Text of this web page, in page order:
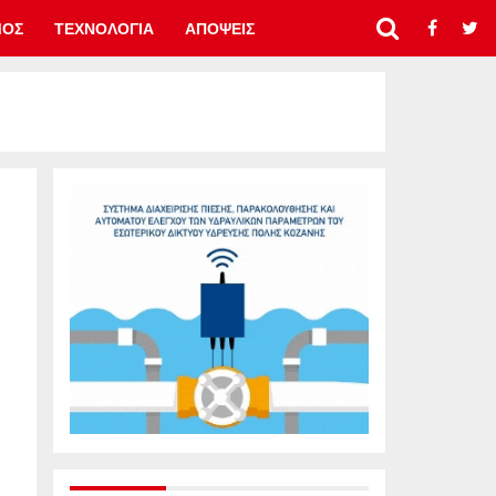
ΤΕΧΝΟΛΟΓΙΑ ΑΠΟΨΕΙΣ